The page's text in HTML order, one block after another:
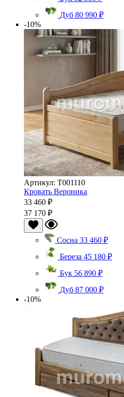
Дуб 80 990 ₽
-10%
Артикул: Т001110
Кровать Вероника
33 460 ₽
37 170 ₽
Сосна 33 460 ₽
Береза 45 180 ₽
Бук 56 890 ₽
Дуб 87 000 ₽
-10%